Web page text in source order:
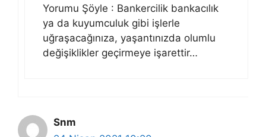
Yorumu Şöyle : Bankercilik bankacılık
ya da kuyumculuk gibi işlerle
uğraşacağınıza, yaşantınızda olumlu
değişiklikler geçirmeye işarettir…
Snm